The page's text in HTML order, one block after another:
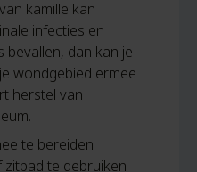
kamille kan
infecties en
bevallen, dan kan je
wondgebied ermee
herstel van
te bereiden
te gebruiken